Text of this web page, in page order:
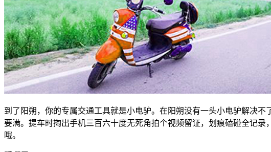
到了阳朔，你的专属交通工具就是小电驴。在阳朔没有一头小电驴解决
要满。提车时掏出手机三百六十度无死角拍个视频留证，划痕磕碰全记
哦。